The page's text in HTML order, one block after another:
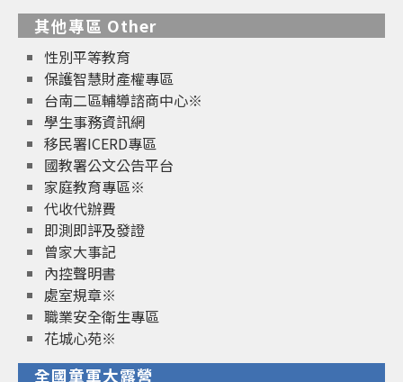
其他專區 Other
性別平等教育
保護智慧財產權專區
台南二區輔導諮商中心※
學生事務資訊網
移民署ICERD專區
國教署公文公告平台
家庭教育專區※
代收代辦費
即測即評及發證
曾家大事記
內控聲明書
處室規章※
職業安全衛生專區
花城心苑※
全國童軍大露營